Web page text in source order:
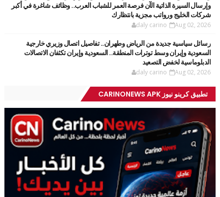
وإرسال السيرة الذاتية الآن فرصة العمر للشباب العرب.. وظائف شاغرة في أكبر
شركات الخليج ورواتب مجزية بانتظارك
daly carino Aug 02, 2026
رسائل سياسية جديدة من الرياض وطهران.. تفاصيل اتصال وزيري خارجية
السعودية وإيران وسط توترات المنطقة.. السعودية وإيران تكثفان الاتصالات
الدبلوماسية لخفض التصعيد
daly carino Aug 02, 2026
تطبيق كرينو نيوز CARINONEWS APK